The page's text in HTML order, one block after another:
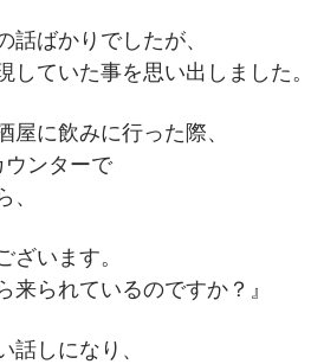
ばかりでしたが、
していた事を思い出しました
屋に飲みに行った際、
ンターで
ざいます。
来られているのですか？』
話しになり、